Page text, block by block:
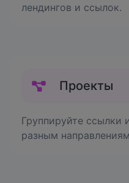
лендингов и ссылок.
Проекты
Группируйте ссылки
разным